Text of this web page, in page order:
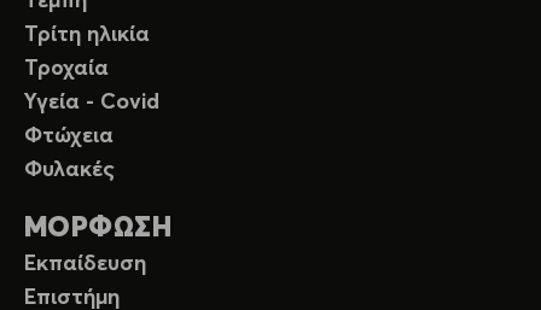
Τρίτη ηλικία
Τροχαία
Υγεία - Covid
Φτώχεια
Φυλακές
ΜΟΡΦΩΣΗ
Εκπαίδευση
Επιστήμη